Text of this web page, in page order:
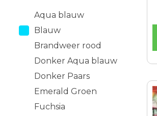
Aqua blauw
Blauw
Brandweer rood
Donker Aqua blauw
Donker Paars
Emerald Groen
Fuchsia